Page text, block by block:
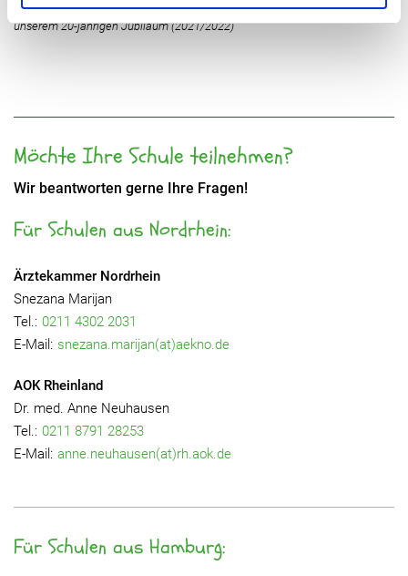
steht? Antworten auf diese Fragen und mehr zeigt Ihnen das Video zu
unserem 20-jährigen Jubiläum (2021/2022)
Möchte Ihre Schule teilnehmen?
Wir beantworten gerne Ihre Fragen!
Für Schulen aus Nordrhein:
Ärztekammer Nordrhein
Snezana Marijan
Tel.: 0211 4302 2031
E-Mail: snezana.marijan(at)aekno.de
AOK Rheinland
Dr. med. Anne Neuhausen
Tel.: 0211 8791 28253
E-Mail: anne.neuhausen(at)rh.aok.de
Für Schulen aus Hamburg: